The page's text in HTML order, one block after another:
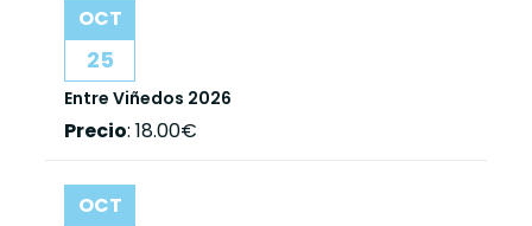
OCT
25
Entre Viñedos 2026
Precio: 18.00€
OCT